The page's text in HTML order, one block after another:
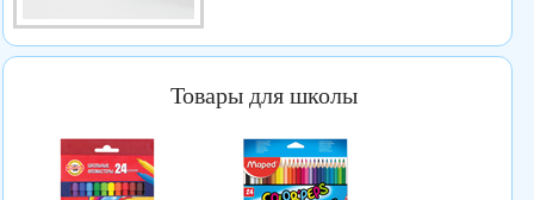
Товары для школы